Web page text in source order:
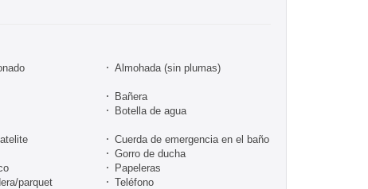
Almohada (sin plumas)
Bañera
Botella de agua
Cuerda de emergencia en el baño
Gorro de ducha
Papeleras
parquet
Teléfono